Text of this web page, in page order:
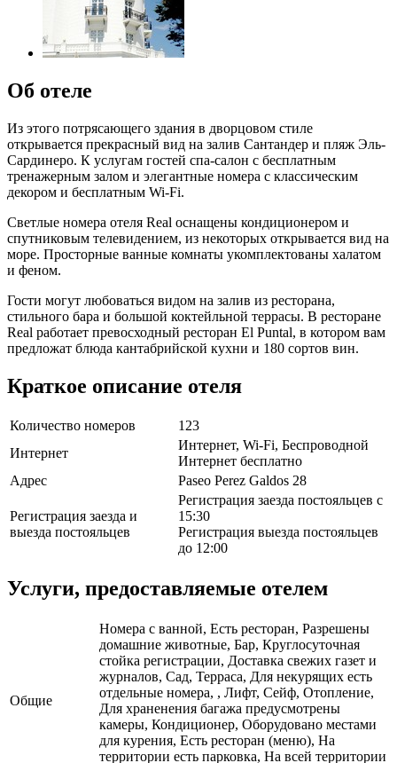
Об отеле
Из этого потрясающего здания в дворцовом стиле
открывается прекрасный вид на залив Сантандер и пляж Эль-
Сардинеро. К услугам гостей спа-салон с бесплатным
тренажерным залом и элегантные номера с классическим
декором и бесплатным Wi-Fi.
Светлые номера отеля Real оснащены кондиционером и
спутниковым телевидением, из некоторых открывается вид на
море. Просторные ванные комнаты укомплектованы халатом
и феном.
Гости могут любоваться видом на залив из ресторана,
стильного бара и большой коктейльной террасы. В ресторане
Real работает превосходный ресторан El Puntal, в котором вам
предложат блюда кантабрийской кухни и 180 сортов вин.
Краткое описание отеля
Количество номеров
123
Интернет
Интернет, Wi-Fi, Беспроводной
Интернет бесплатно
Адрес
Paseo Perez Galdos 28
Регистрация заезда и
выезда постояльцев
Регистрация заезда постояльцев с
15:30
Регистрация выезда постояльцев
до 12:00
Услуги, предоставляемые отелем
Общие
Номера с ванной, Есть ресторан, Разрешены
домашние животные, Бар, Круглосуточная
стойка регистрации, Доставка свежих газет и
журналов, Сад, Терраса, Для некурящих есть
отдельные номера, , Лифт, Сейф, Отопление,
Для храненения багажа предусмотрены
камеры, Кондиционер, Оборудовано местами
для курения, Есть ресторан (меню), На
территории есть парковка, На всей территории